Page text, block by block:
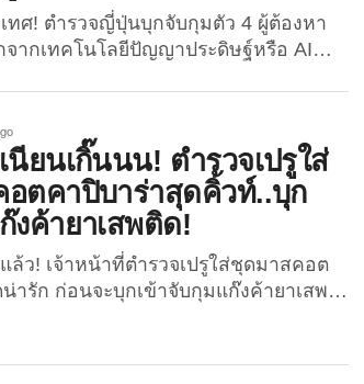
ทศ! ตำรวจญี่ปุ่นบุกจับกุมตัว 4 ผู้ต้องหา
ากเทคโนโลยีปัญญาประดิษฐ์หรือ AI
ญี่ปุ่น ได้รายงานว่าตำรวจญี่ปุ่นสามารถ
4 ราย เป็นผู้ชาย 3 คน และผู้หญิง 1 คน
ละจำหน่ายสื่อลามกอนาจารที่สร้างขึ้น
นียนเกิ๊นนน! ตำรวจเปรูใส่
ตคาปิบาร่าสุดคิ้วท์..บุก
งค้ายาเสพติด!
ล้ว! เจ้าหน้าที่ตำรวจเปรูใส่ชุดมาสคอต
ารัก ก่อนจะบุกเข้าจับกุมแก๊งค้ายาเสพ
านมา สำหรับคลิปวิดีโอการบุกเข้าจับกุม